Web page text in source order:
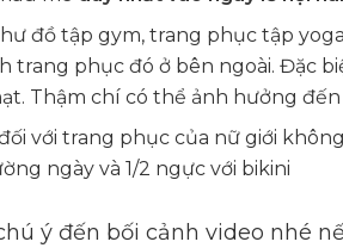
đồ tập gym, trang phục tập
trang phục đó ở bên ngoài. Đặc
Thậm chí có thể ảnh hưởng đến
với trang phục của nữ giới
ngày và 1/2 ngực với bikini
ý đến bối cảnh video nhé